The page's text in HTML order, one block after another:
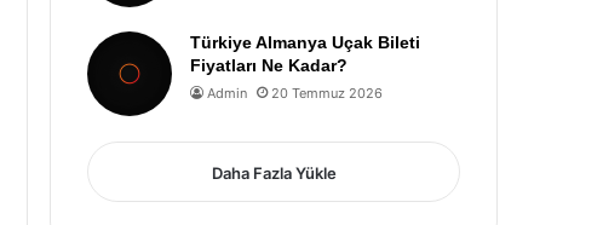
Türkiye Almanya Uçak Bileti
Fiyatları Ne Kadar?
Admin 20 Temmuz 2026
Daha Fazla Yükle